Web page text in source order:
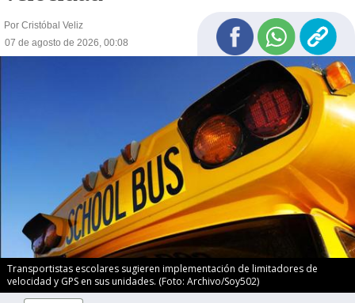
Por Cristóbal Veliz
07 de agosto de 2026, 00:08
Transportistas escolares sugieren implementación de limitadores de
velocidad y GPS en sus unidades. (Foto: Archivo/Soy502)